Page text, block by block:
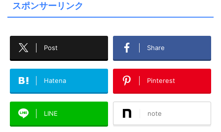
スポンサーリンク
Post Share
Hatena Pinterest
LINE note